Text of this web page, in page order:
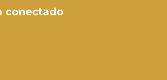
conectado